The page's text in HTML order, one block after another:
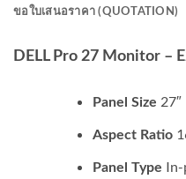
ขอใบเสนอราคา (QUOTATION)
DELL Pro 27 Monitor –
Panel Size 27″
Aspect Ratio
Panel Type In-